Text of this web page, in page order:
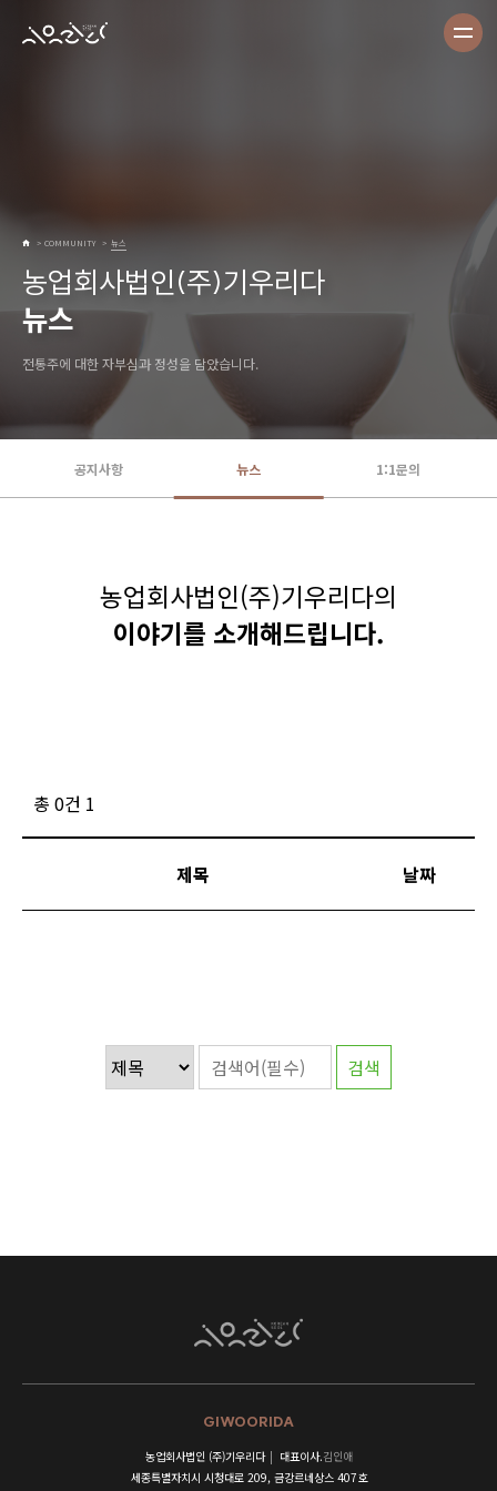
COMMUNITY 뉴스
농업회사법인(주)기우리다
뉴스
전통주에 대한 자부심과 정성을 담았습니다.
공지사항 뉴스 1:1문의
농업회사법인(주)기우리다의
이야기를 소개해드립니다.
총 0건 1
제목 날짜
GIWOORIDA
농업회사법인 (주)기우리다| 대표이사.김인애
세종특별자치시 시청대로 209, 금강르네상스 407호